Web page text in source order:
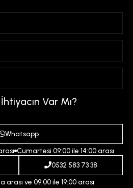
Var Mı?
Whatsapp
Cumartesi 09:00 ile 14:00 arası
0532 583 73 38
ve 09:00 ile 19:00 arası